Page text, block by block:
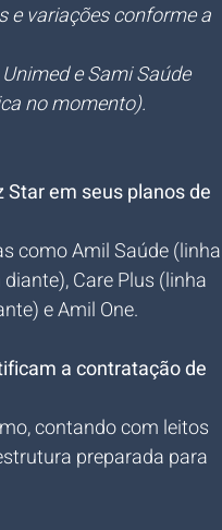
e variações conforme a
e Sami Saúde
no momento).
em seus planos de
como Amil Saúde (linha
Care Plus (linha
e Amil One.
a contratação de
contando com leitos
preparada para